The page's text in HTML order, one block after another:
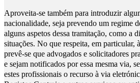
Aproveita-se também para introduzir
nacionalidade, seja prevendo um regime
alguns aspetos dessa tramitação, como a
situações. No que respeita, em particular,
prevê-se que advogados e solicitadores
e sejam notificados por essa mesma via,
estes profissionais o recurso à via